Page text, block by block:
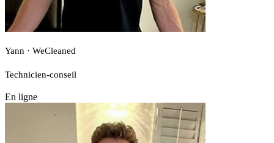
Yann · WeCleaned
Technicien-conseil
En ligne